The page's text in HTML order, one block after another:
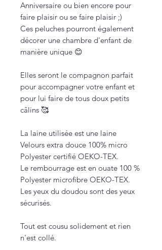
Anniversaire ou bien encore pour
faire plaisir ou se faire plaisir ;)
Ces peluches pourront également
décorer une chambre d'enfant de
manière unique 😊
Elles seront le compagnon parfait
pour accompagner votre enfant et
pour lui faire de tous doux petits
câlins 🥰
La laine utilisée est une laine
Velours extra douce 100% micro
Polyester certifié OEKO-TEX.
Le rembourrage est en ouate 100 %
Polyester microfibre OEKO-TEX.
Les yeux du doudou sont des yeux
sécurisés.
Tout est cousu solidement et rien
n'est collé.